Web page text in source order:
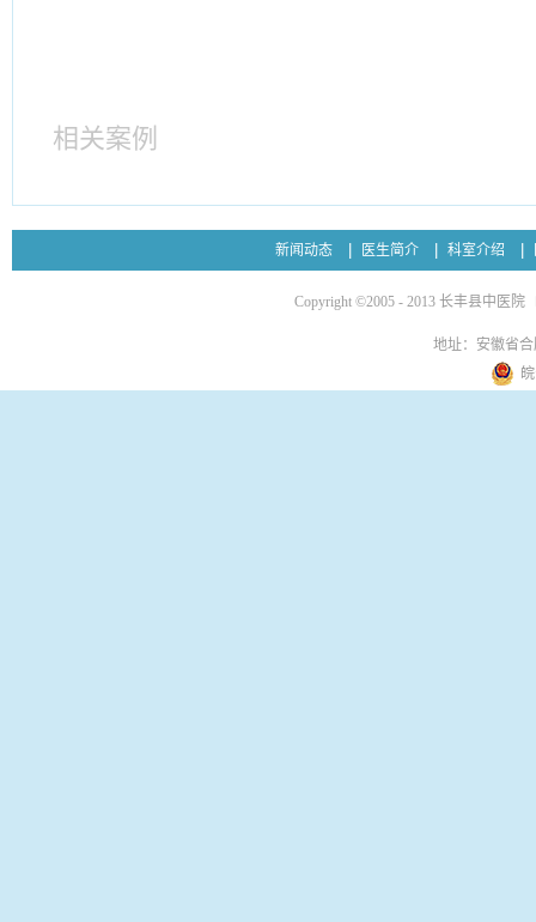
相关案例
新闻动态 医生简介 科室介绍
Copyright ©2005 - 2013 长丰县中医院
地址：安徽省